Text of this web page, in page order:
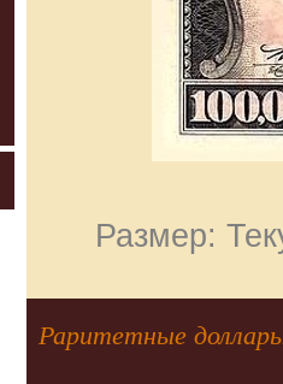
Размер:
Раритетные